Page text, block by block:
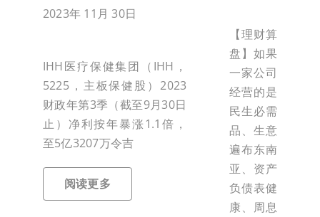
2023年 11月 30日
IHH医疗保健集团（IHH，
5225，主板保健股）2023
财政年第3季（截至9月30日
止）净利按年暴涨1.1倍，
至5亿3207万令吉
阅读更多
【理财算
盘】如果
一家公司
经营的是
民生必需
品、生意
遍布东南
亚、资产
负债表健
康、周息